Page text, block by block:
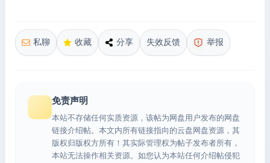
私聊 收藏 分享 失效反馈 举报
免责声明
本站不存储任何实质资源，该帖为网盘用户发布的网盘
链接介绍帖。本文内所有链接指向的云盘网盘资源，其
版权归版权方所有！其实际管理权为帖子发布者所有，
本站无法操作相关资源。如您认为本站任何介绍帖侵犯